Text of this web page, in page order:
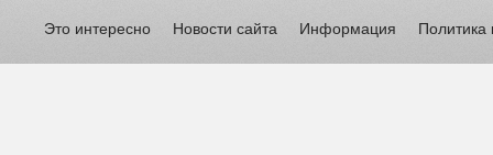
Это интересно Новости сайта Информация Политика